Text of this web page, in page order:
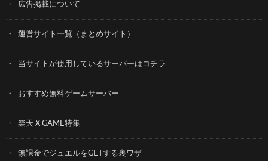
広告掲載について
運営サイト一覧（まとめサイト）
当サイトが使用しているサーバーはコチラ
おすすめ無料ゲームサーバー
楽天 X GAME特集
無課金でジュエルをGETする裏ワザ